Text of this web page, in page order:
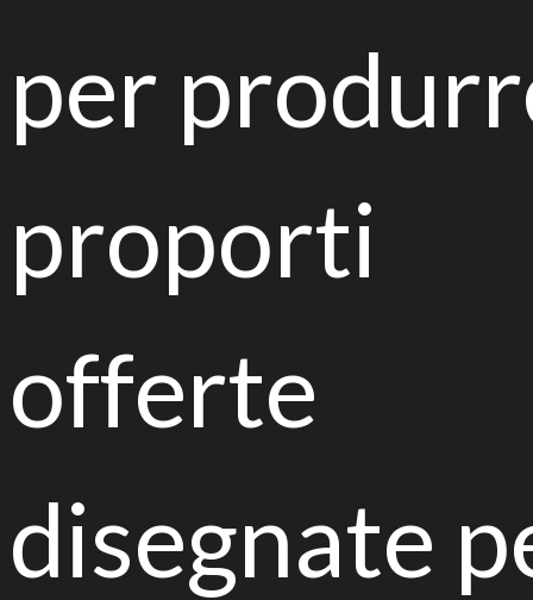
futuro
per
proporti
offerte
disegnate